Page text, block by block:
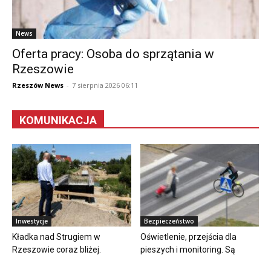
News
Oferta pracy: Osoba do sprzątania w
Rzeszowie
Rzeszów News - 7 sierpnia 2026 06:11
KOMUNIKACJA
Inwestycje
Kładka nad Strugiem w
Rzeszowie coraz bliżej.
Bezpieczeństwo
Oświetlenie, przejścia dla
pieszych i monitoring. Są